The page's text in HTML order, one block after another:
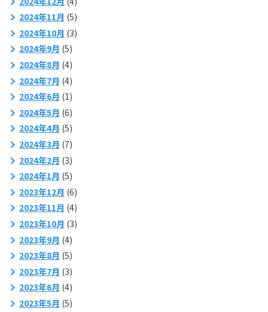
2024年11月 (5)
2024年10月 (3)
2024年9月 (5)
2024年8月 (4)
2024年7月 (4)
2024年6月 (1)
2024年5月 (6)
2024年4月 (5)
2024年3月 (7)
2024年2月 (3)
2024年1月 (5)
2023年12月 (6)
2023年11月 (4)
2023年10月 (3)
2023年9月 (4)
2023年8月 (5)
2023年7月 (3)
2023年6月 (4)
2023年5月 (5)